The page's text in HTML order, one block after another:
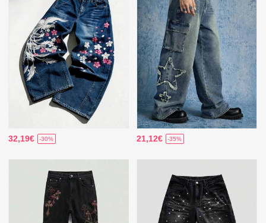
32,19€ -30% 21,12€ -35%